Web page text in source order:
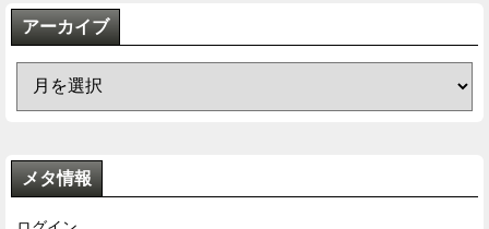
アーカイブ
メタ情報